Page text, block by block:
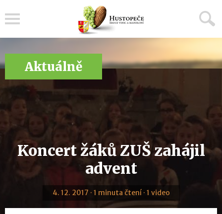
Aktuálně
Koncert žáků ZUŠ zahájil
advent
4. 12. 2017 · 1 minuta čtení · 1 video